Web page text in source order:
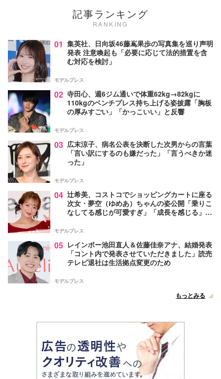
記事ランキング
RANKING
01 集英社、日向坂46藤嶌果歩の写真集を巡り声明
発表 注意喚起も「必要に応じて法的措置を含
む対応を検討」
モデルプレス
02 寺田心、週6ジム通いで体重62kg→82kgに
110kgのベンチプレス持ち上げる姿披露「胸板
の厚みすごい」「かっこいい」と反響
モデルプレス
03 広末涼子、病名公表を決断した次男からの言葉
「言い訳にするのも嫌だった」「言うべきか迷
った」
モデルプレス
04 辻希美、コストコでショッピングカートに座る
次女・夢空（ゆめあ）ちゃんの姿公開「乗りこ
なしてる感じが可愛すぎ」「成長を感じる」の
モデルプレス
05 レインボー池田直人＆佐藤佳奈アナ、結婚発表
「コント内で発表させていただきました」読売
テレビ退社は生活拠点変更のため
モデルプレス
もっとみる